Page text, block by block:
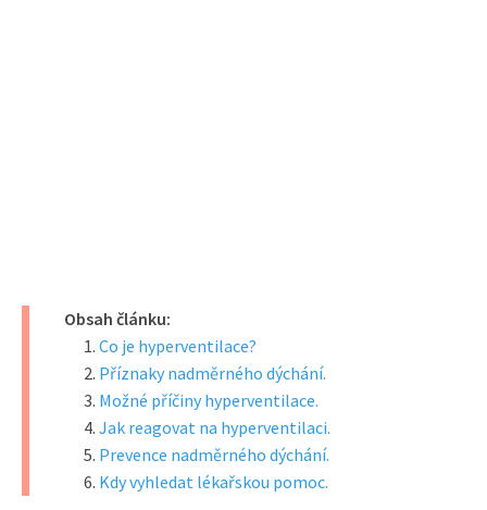
Obsah článku:
Co je hyperventilace?
Příznaky nadměrného dýchání.
Možné příčiny hyperventilace.
Jak reagovat na hyperventilaci.
Prevence nadměrného dýchání.
Kdy vyhledat lékařskou pomoc.